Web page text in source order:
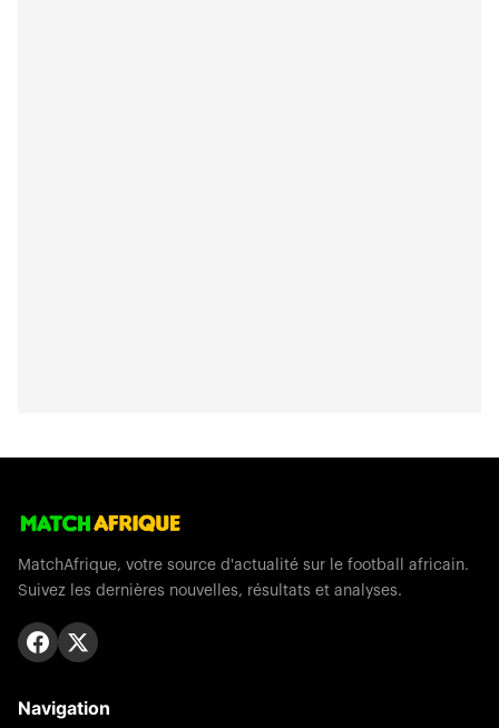
MatchAfrique, votre source d'actualité sur le football africain.
Suivez les dernières nouvelles, résultats et analyses.
Navigation